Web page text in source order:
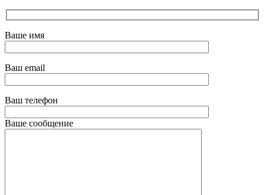
Ваше имя
Ваш email
Ваш телефон
Ваше сообщение